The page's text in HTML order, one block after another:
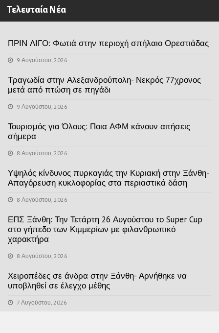
Τελευταία Νέα
ΠΡΙΝ ΛΙΓΟ: Φωτιά στην περιοχή σπήλαιο Ορεστιάδας
9 Αυγούστου, 2026
Τραγωδία στην Αλεξανδρούπολη- Νεκρός 77χρονος
μετά από πτώση σε πηγάδι
9 Αυγούστου, 2026
Τουρισμός για Όλους: Ποια ΑΦΜ κάνουν αιτήσεις
σήμερα
8 Αυγούστου, 2026
Υψηλός κίνδυνος πυρκαγιάς την Κυριακή στην Ξάνθη-
Απαγόρευση κυκλοφορίας στα περιαστικά δάση
8 Αυγούστου, 2026
ΕΠΣ Ξάνθη: Την Τετάρτη 26 Αυγούστου το Super Cup
στο γήπεδο των Κιμμερίων με φιλανθρωπικό
χαρακτήρα
8 Αυγούστου, 2026
Χειροπέδες σε άνδρα στην Ξάνθη- Αρνήθηκε να
υποβληθεί σε έλεγχο μέθης
7 Αυγούστου, 2026